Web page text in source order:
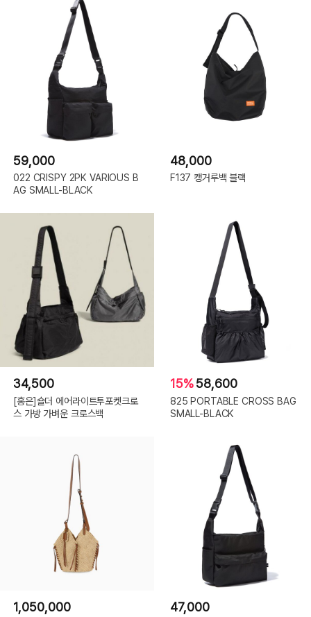
59,000
022 CRISPY 2PK VARIOUS B
AG SMALL-BLACK
48,000
F137 캥거루백 블랙
34,500
[홍은]숄더 에어라이트투포켓크로
스 가방 가벼운 크로스백
15%58,600
825 PORTABLE CROSS BAG
SMALL-BLACK
1,050,000 47,000